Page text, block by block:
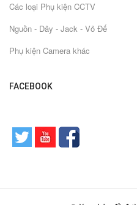
Các loại Phụ kiện CCTV
Nguồn - Dây - Jack - Vỏ Đế
Phụ kiện Camera khác
FACEBOOK